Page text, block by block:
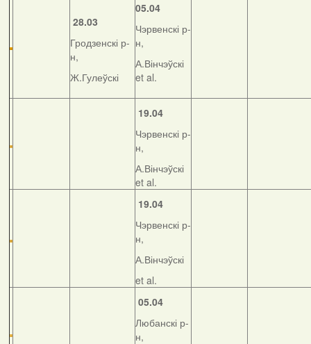
28.03
Гродзенскі р-
н,
Ж.Гулеўскі
05.04
Чэрвенскі р-
н,
А.Вінчэўскі
et al.
19.04
Чэрвенскі р-
н,
А.Вінчэўскі
et al.
19.04
Чэрвенскі р-
н,
А.Вінчэўскі
et al.
05.04
Любанскі р-
н,